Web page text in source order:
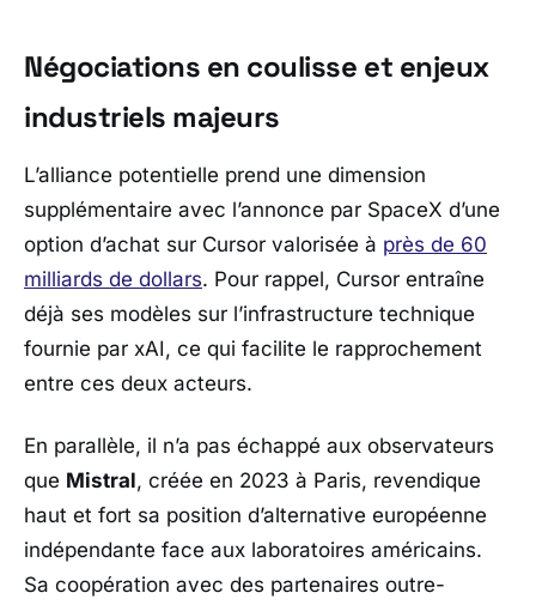
Négociations en coulisse et enjeux
industriels majeurs
L’alliance potentielle prend une dimension
supplémentaire avec l’annonce par SpaceX d’une
option d’achat sur Cursor valorisée à près de 60
milliards de dollars. Pour rappel, Cursor entraîne
déjà ses modèles sur l’infrastructure technique
fournie par xAI, ce qui facilite le rapprochement
entre ces deux acteurs.
En parallèle, il n’a pas échappé aux observateurs
que Mistral, créée en 2023 à Paris, revendique
haut et fort sa position d’alternative européenne
indépendante face aux laboratoires américains.
Sa coopération avec des partenaires outre-